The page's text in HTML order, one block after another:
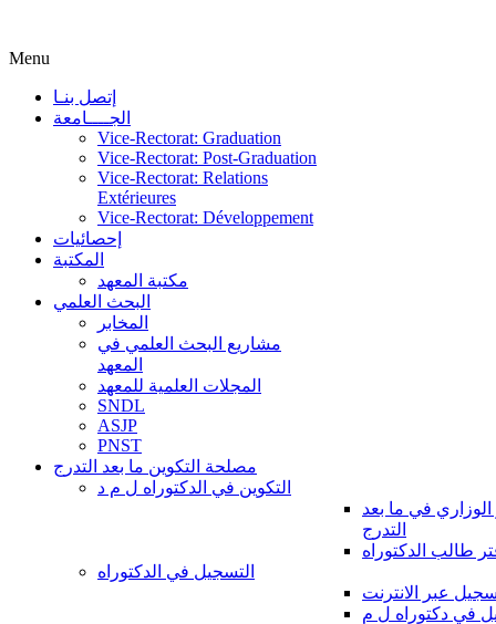
Menu
إتصل بنـا
الجــــامعة
Vice-Rectorat: Graduation
Vice-Rectorat: Post-Graduation
Vice-Rectorat: Relations
Extérieures
Vice-Rectorat: Développement
إحصائيات
المكتبة
مكتبة المعهد
البحث العلمي
المخابر
مشاريع البحث العلمي في
المعهد
المجلات العلمية للمعهد
SNDL
ASJP
PNST
مصلحة التكوين ما بعد التدرج
التكوين في الدكتوراه ل م د
الوزاري في ما بعد
التدرج
طالب الدكتوراه
التسجيل في الدكتوراه
عبر الانترنت
في دكتوراه ل م